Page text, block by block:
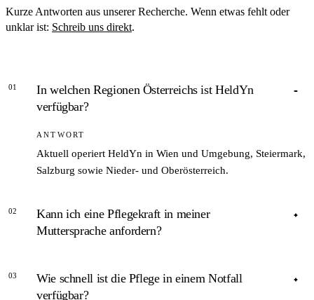
Kurze Antworten aus unserer Recherche. Wenn etwas fehlt oder
unklar ist: Schreib uns direkt.
01
In welchen Regionen Österreichs ist HeldYn
verfügbar?
ANTWORT
Aktuell operiert HeldYn in Wien und Umgebung, Steiermark,
Salzburg sowie Nieder- und Oberösterreich.
02
Kann ich eine Pflegekraft in meiner
Muttersprache anfordern?
Ja – HeldYn ermöglicht ausdrücklich die Auswahl einer
Pflegekraft nach Sprachkompetenz, z. B. Russisch, Polnisch
03
Wie schnell ist die Pflege in einem Notfall
verfügbar?